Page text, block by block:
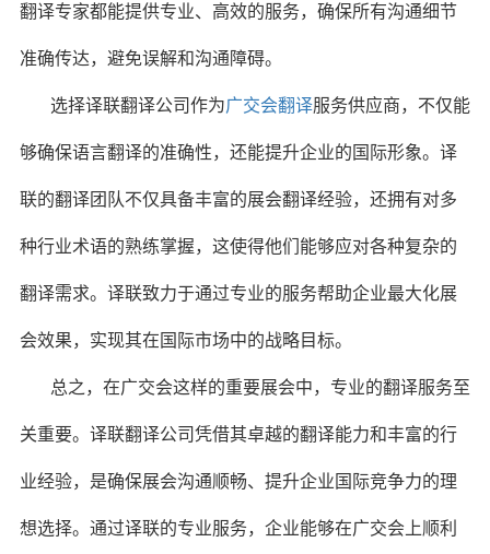
翻译专家都能提供专业、高效的服务，确保所有沟通细节
准确传达，避免误解和沟通障碍。
选择译联翻译公司作为广交会翻译服务供应商，不仅能
够确保语言翻译的准确性，还能提升企业的国际形象。译
联的翻译团队不仅具备丰富的展会翻译经验，还拥有对多
种行业术语的熟练掌握，这使得他们能够应对各种复杂的
翻译需求。译联致力于通过专业的服务帮助企业最大化展
会效果，实现其在国际市场中的战略目标。
总之，在广交会这样的重要展会中，专业的翻译服务至
关重要。译联翻译公司凭借其卓越的翻译能力和丰富的行
业经验，是确保展会沟通顺畅、提升企业国际竞争力的理
想选择。通过译联的专业服务，企业能够在广交会上顺利